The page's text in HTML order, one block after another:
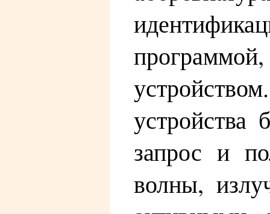
запрос и
волны,